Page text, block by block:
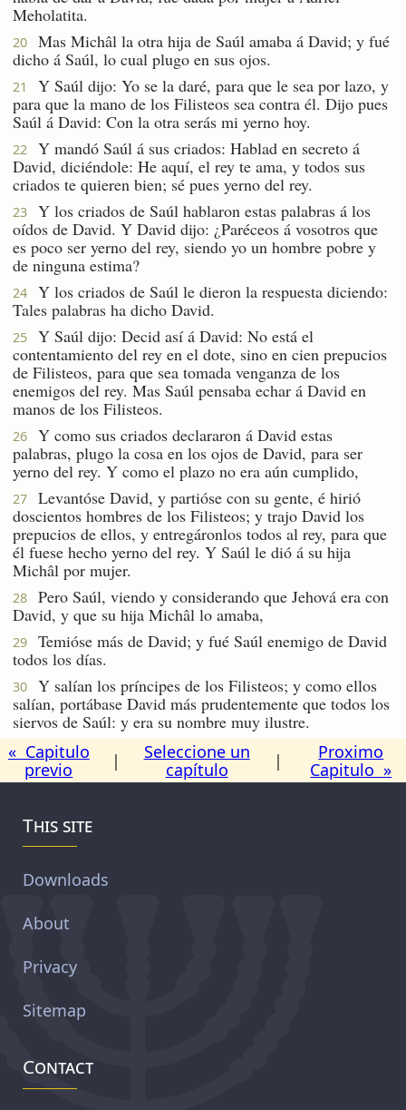
Meholatita.
20
Mas Michâl la otra hija de Saúl amaba á David; y fué
dicho á Saúl, lo cual plugo en sus ojos.
21
Y Saúl dijo: Yo se la daré, para que le sea por lazo, y
para que la mano de los Filisteos sea contra él. Dijo pues
Saúl á David: Con la otra serás mi yerno hoy.
22
Y mandó Saúl á sus criados: Hablad en secreto á
David, diciéndole: He aquí, el rey te ama, y todos sus
criados te quieren bien; sé pues yerno del rey.
23
Y los criados de Saúl hablaron estas palabras á los
oídos de David. Y David dijo: ¿Paréceos á vosotros que
es poco ser yerno del rey, siendo yo un hombre pobre y
de ninguna estima?
24
Y los criados de Saúl le dieron la respuesta diciendo:
Tales palabras ha dicho David.
25
Y Saúl dijo: Decid así á David: No está el
contentamiento del rey en el dote, sino en cien prepucios
de Filisteos, para que sea tomada venganza de los
enemigos del rey. Mas Saúl pensaba echar á David en
manos de los Filisteos.
26
Y como sus criados declararon á David estas
palabras, plugo la cosa en los ojos de David, para ser
yerno del rey. Y como el plazo no era aún cumplido,
27
Levantóse David, y partióse con su gente, é hirió
doscientos hombres de los Filisteos; y trajo David los
prepucios de ellos, y entregáronlos todos al rey, para que
él fuese hecho yerno del rey. Y Saúl le dió á su hija
Michâl por mujer.
28
Pero Saúl, viendo y considerando que Jehová era con
David, y que su hija Michâl lo amaba,
29
Temióse más de David; y fué Saúl enemigo de David
todos los días.
30
Y salían los príncipes de los Filisteos; y como ellos
salían, portábase David más prudentemente que todos los
siervos de Saúl: y era su nombre muy ilustre.
« Capitulo
previo
|
Seleccione un
capítulo
|
Proximo
Capitulo »
This site
Downloads
About
Privacy
Sitemap
Contact